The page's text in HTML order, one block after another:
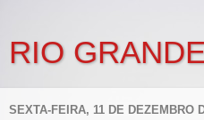
RIO
SEXTA-FEIRA, 11 DE DEZEMBRO